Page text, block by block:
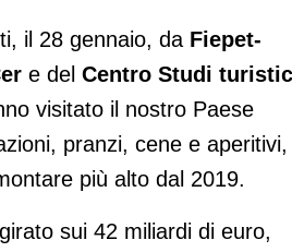
il 28 gennaio, da Fiepet-
e del Centro Studi
visitato il nostro Paese
pranzi, cene e aperitivi,
più alto dal 2019.
sui 42 miliardi di euro,